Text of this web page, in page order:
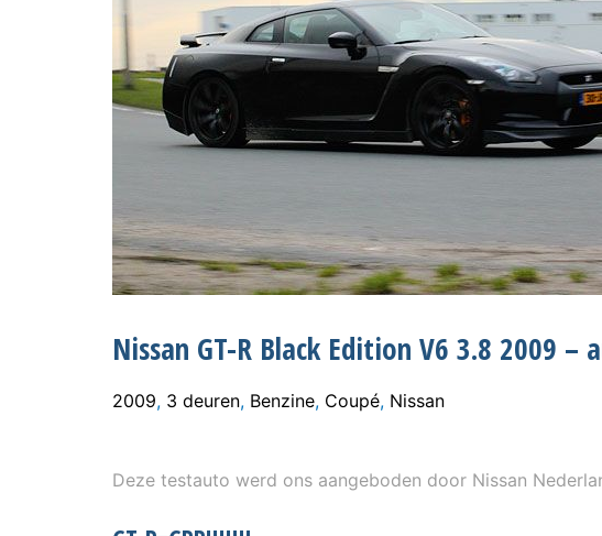
Nissan GT-R Black Edition V6 3.8 2009 –
2009, 3 deuren, Benzine, Coupé, Nissan
Deze testauto werd ons aangeboden door Nissan